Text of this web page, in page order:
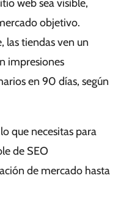
web sea visible,
objetivo.
las tiendas ven un
impresiones
en 90 días, según
que necesitas para
de SEO
de mercado hasta